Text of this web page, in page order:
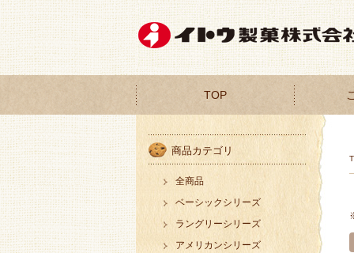
TOP
商品カテゴリ
全商品
ベーシックシリーズ
ラングリーシリーズ
アメリカンシリーズ